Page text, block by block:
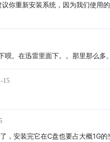
你重新安装系统，因为我们使用
呗。在迅雷里面下。。那里那么多
15
，安装完它在C盘也要占大概1G的